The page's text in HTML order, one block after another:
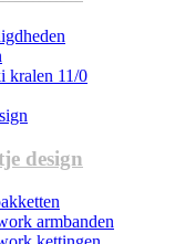
kralen 11/0
design
armbanden